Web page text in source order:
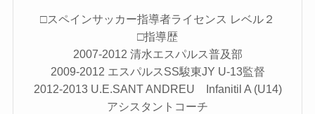
□スペインサッカー指導者ライセンス レベル２
□指導歴
2007-2012 清水エスパルス普及部
2009-2012 エスパルスSS駿東JY U-13監督
2012-2013 U.E.SANT ANDREU Infanitil A (U14)
アシスタントコーチ